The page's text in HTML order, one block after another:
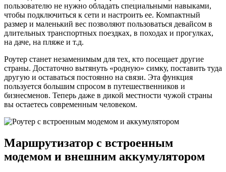
пользователю не нужно обладать специальными навыками,
чтобы подключиться к сети и настроить ее. Компактный
размер и маленький вес позволяют пользоваться девайсом в
длительных транспортных поездках, в походах и прогулках,
на даче, на пляже и т.д.
Роутер станет незаменимым для тех, кто посещает другие
страны. Достаточно вытянуть «родную» симку, поставить туда
другую и оставаться постоянно на связи. Эта функция
пользуется большим спросом в путешественников и
бизнесменов. Теперь даже в дикой местности чужой страны
вы остаетесь современным человеком.
Маршрутизатор с встроенным
модемом и внешним аккумулятором